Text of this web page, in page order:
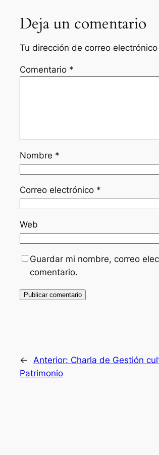
Deja un comentario
Tu dirección de correo
Comentario *
Nombre *
Correo electrónico *
Web
Guardar mi nombre, correo
comentario.
← Anterior: Charla de Gestión
Patrimonio